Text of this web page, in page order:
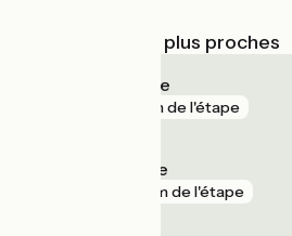
Gares SNCF les plus proches
Tracy - Sancerre
1 km de l'étape
Pouilly-sur-Loire
2 km de l'étape